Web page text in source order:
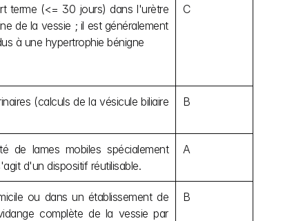
terme (<= 30 jours) dans l'urètre
de la vessie ; il est généralement
à une hypertrophie bénigne
C
(calculs de la vésicule biliaire
B
de lames mobiles spécialement
d'un dispositif réutilisable.
A
ou dans un établissement de
complète de la vessie par
B